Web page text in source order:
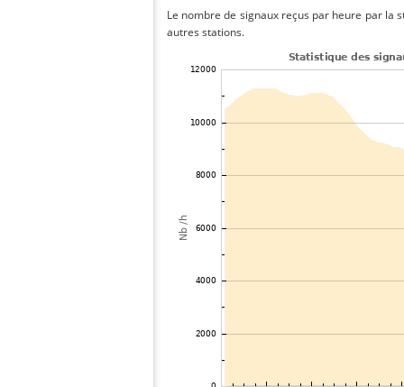
Le nombre de signaux reçus par heure par la
autres stations.